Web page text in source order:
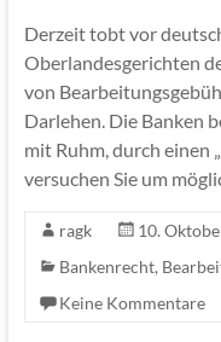
Derzeit tobt vor
Oberlandesgerichten
von
Darlehen. Die Banken
mit Ruhm, durch einen
versuchen Sie um
ragk
10.
Bankenrecht,
Keine Kommentare